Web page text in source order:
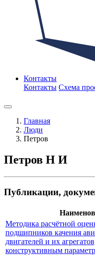
Контакты
Контакты Схема
Главная
Люди
Петров
Петров Н И
Публикации,
Методика расчётной
подшипников качения
двигателей и их
конструктивным